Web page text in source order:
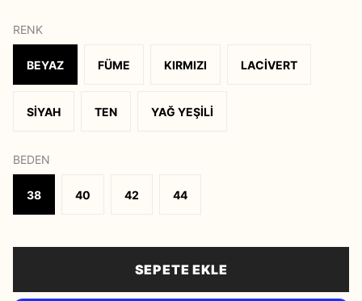
RENK
BEYAZ FÜME KIRMIZI LACİVERT
SİYAH TEN YAĞ YEŞİLİ
BEDEN
38 40 42 44
SEPETE EKLE